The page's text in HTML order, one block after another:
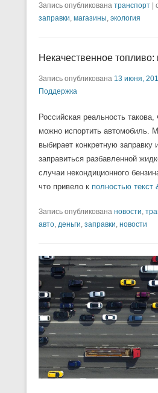
Запись опубликована транспорт |
заправки магазины экология
Некачественное топливо:
Запись опубликована 13 июня,
Поддержка
Российская реальность
можно испортить автомобиль.
выбирает конкретную заправку
заправиться разбавленной
случаи некондиционного
что привело к полностью текст
Запись опубликована новости
авто деньги заправки новости